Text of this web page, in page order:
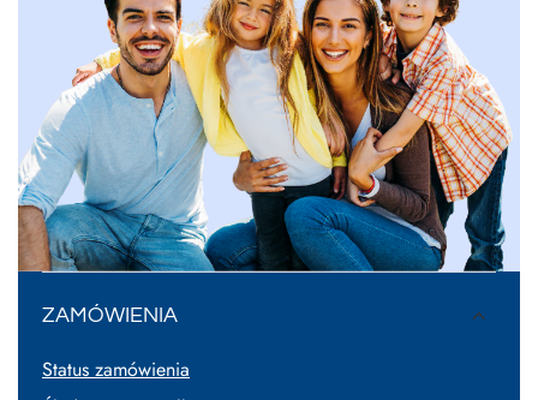
ZAMÓWIENIA
Status zamówienia